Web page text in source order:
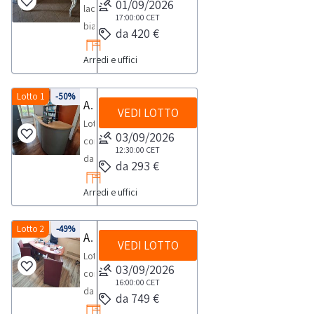
stampanti,
scrivanie,
sedie,
il
documento
PDF
Lotto
1
dalla
sezione
documentazione
visionare
ulteriori
dettagli
e
laccata
bianca
con
5
stile
antico
riprodotto
con
sedia
girevole
con
seduta
e
spalliere
in
tessuto
Arredi e uffici
01/09/2026
17:00:00 CET
da 420 €
-50%
Lotto 1
Arredi
Lotto
composto
da
arredi
vari.Consulta
documento
PDF
Lotto
1
dalla
Arredi e uffici
VEDI LOTTO
03/09/2026
12:30:00 CET
da 293 €
-49%
Lotto 2
Arredi ed attrezzature per ufficio
Lotto
composto
da
arredamento
VEDI LOTTO
03/09/2026
16:00:00 CET
da 749 €